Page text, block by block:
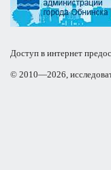
Доступ в интернет
© 2010—2026,